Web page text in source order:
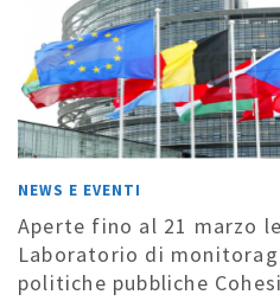
NEWS E EVENTI
Aperte fino al 21 marzo
Laboratorio di
politiche pubbliche